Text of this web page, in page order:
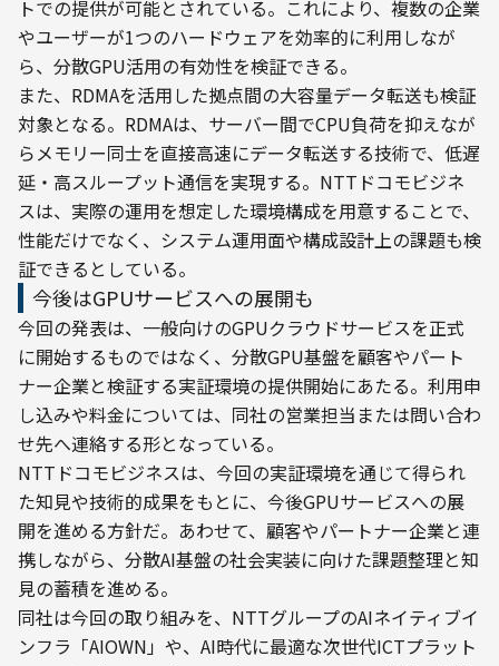
トでの提供が可能とされている。これにより、複数の企業
やユーザーが1つのハードウェアを効率的に利用しなが
ら、分散GPU活用の有効性を検証できる。
また、RDMAを活用した拠点間の大容量データ転送も検証
対象となる。RDMAは、サーバー間でCPU負荷を抑えなが
らメモリー同士を直接高速にデータ転送する技術で、低遅
延・高スループット通信を実現する。NTTドコモビジネ
スは、実際の運用を想定した環境構成を用意することで、
性能だけでなく、システム運用面や構成設計上の課題も検
証できるとしている。
今後はGPUサービスへの展開も
今回の発表は、一般向けのGPUクラウドサービスを正式
に開始するものではなく、分散GPU基盤を顧客やパート
ナー企業と検証する実証環境の提供開始にあたる。利用申
し込みや料金については、同社の営業担当または問い合わ
せ先へ連絡する形となっている。
NTTドコモビジネスは、今回の実証環境を通じて得られ
た知見や技術的成果をもとに、今後GPUサービスへの展
開を進める方針だ。あわせて、顧客やパートナー企業と連
携しながら、分散AI基盤の社会実装に向けた課題整理と知
見の蓄積を進める。
同社は今回の取り組みを、NTTグループのAIネイティブイ
ンフラ「AIOWN」や、AI時代に最適な次世代ICTプラット